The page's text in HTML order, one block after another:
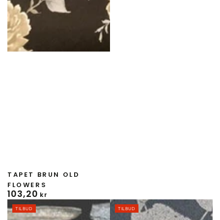
TAPET BRUN OLD
FLOWERS
Normal
pris
103,20 kr
TILBUD TILBUD